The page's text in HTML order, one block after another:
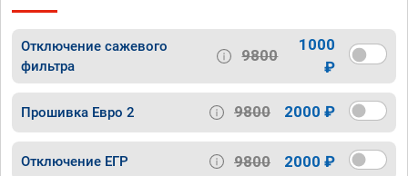
Отключение сажевого
фильтра
9800
1000
₽
Прошивка Евро 2 9800 2000 ₽
Отключение ЕГР 9800 2000 ₽